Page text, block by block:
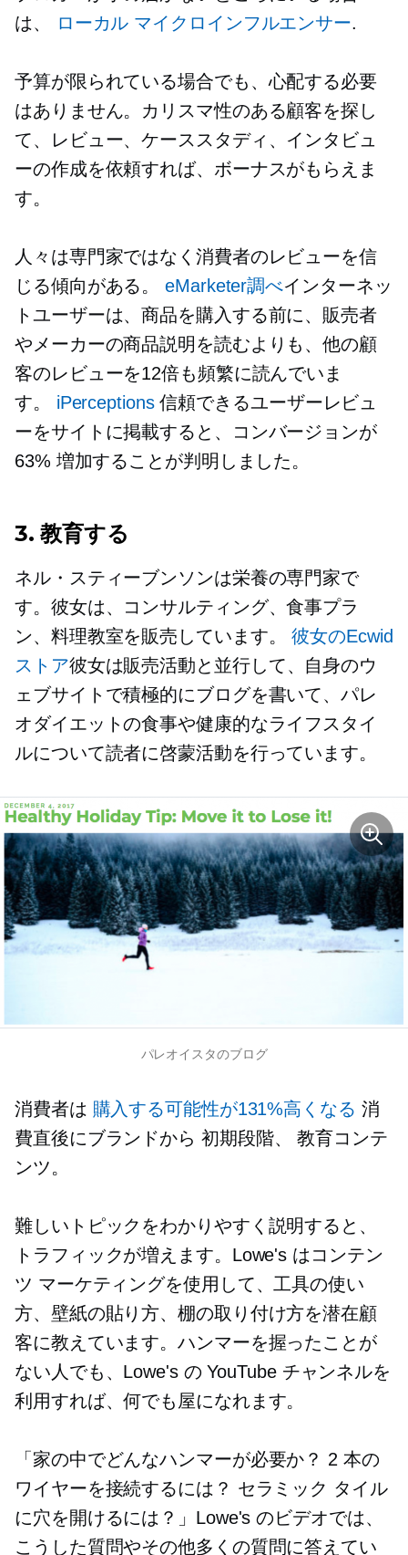
は、
ローカル マイクロインフルエンサー.
予算が限られている場合でも、心配する必要
はありません。カリスマ性のある顧客を探し
て、レビュー、ケーススタディ、インタビュ
ーの作成を依頼すれば、ボーナスがもらえま
す。
人々は専門家ではなく消費者のレビューを信
じる傾向がある。eMarketer調べインターネッ
トユーザーは、商品を購入する前に、販売者
やメーカーの商品説明を読むよりも、他の顧
客のレビューを12倍も頻繁に読んでいま
す。 iPerceptions信頼できるユーザーレビュ
ーをサイトに掲載すると、コンバージョンが
63% 増加することが判明しました。
3. 教育する
ネル・スティーブンソンは栄養の専門家で
す。彼女は、コンサルティング、食事プラ
ン、料理教室を販売しています。彼女のEcwid
ストア彼女は販売活動と並行して、自身のウ
ェブサイトで積極的にブログを書いて、パレ
オダイエットの食事や健康的なライフスタイ
ルについて読者に啓蒙活動を行っています。
パレオイスタのブログ
消費者は 購入する可能性が131%高くなる 消
費直後にブランドから 初期段階、
教育コンテ
ンツ。
難しいトピックをわかりやすく説明すると、
トラフィックが増えます。Lowe's はコンテン
ツ マーケティングを使用して、工具の使い
方、壁紙の貼り方、棚の取り付け方を潜在顧
客に教えています。ハンマーを握ったことが
ない人でも、Lowe's の YouTube チャンネルを
利用すれば、何でも屋になれます。
「家の中でどんなハンマーが必要か？ 2 本の
ワイヤーを接続するには？ セラミック タイル
に穴を開けるには？」Lowe's のビデオでは、
こうした質問やその他多くの質問に答えてい